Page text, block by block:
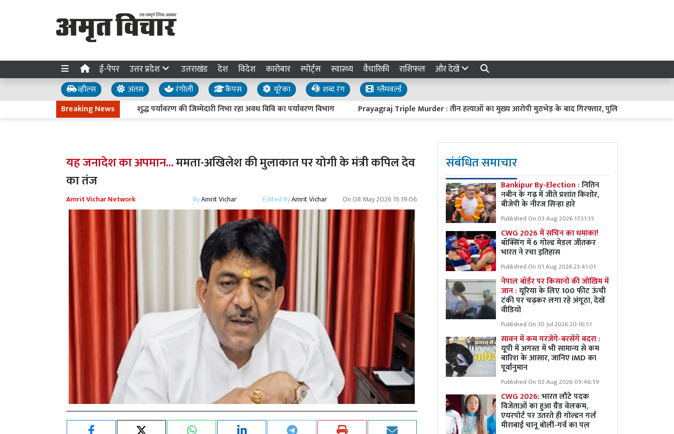
ई-पेपर उत्तर प्रदेश उत्तराखंड देश विदेश कारोबार स्पोर्ट्स स्वास्थ्य वैचारिकी राशिफल और देखें
व्हील्स अंतस रंगोली कैंपस यूरेका शब्द रंग
ग्लैमवर्ल्ड
Breaking News
शुद्ध पर्यावरण की जिम्मेदारी निभा रहा अवध विवि का पर्यावरण विभाग Prayagraj Triple Murder : तीन हत्याओं का मुख्य आरोपी मुठभेड़ के बाद गिरफ्तार, पुलिस की गोली से दोनों पैरों
यह जनादेश का अपमान...ममता-अखिलेश की मुलाकात पर योगी के मंत्री कपिल देव
का तंज
Amrit Vichar Network ByAmrit Vichar Edited ByAmrit Vichar On08 May 2026 15:19:06
संबंधित समाचार
Bankipur By-Election :नितिन
नबीन के गढ़ में जीते प्रशांत किशोर,
बीजेपी के नीरज सिन्हा हारे
Published On 03 Aug 2026 17:31:35
CWG 2026 में सचिन का धमाका!
बॉक्सिंग में 6 गोल्ड मेडल जीतकर
भारत ने रचा इतिहास
Published On 01 Aug 2026 23:41:01
नेपाल बॉर्डर पर किसानों की जोखिम में
जान :यूरिया के लिए 100 फीट ऊंची
टंकी पर चढ़कर लगा रहे अंगूठा, देखें
वीडियो
Published On 30 Jul 2026 20:16:51
सावन में कम गरजेंगे-बरसेंगे बदरा :
यूपी में अगस्त में भी सामान्य से कम
बारिश के आसार, जानिए IMD का
पूर्वानुमान
Published On 02 Aug 2026 09:46:59
CWG 2026:भारत लौटे पदक
विजेताओं का हुआ ग्रैंड वेलकम,
एयरपोर्ट पर उतरते ही गोल्डन गर्ल
मीराबाई चानू बोलीं-गर्व का पल